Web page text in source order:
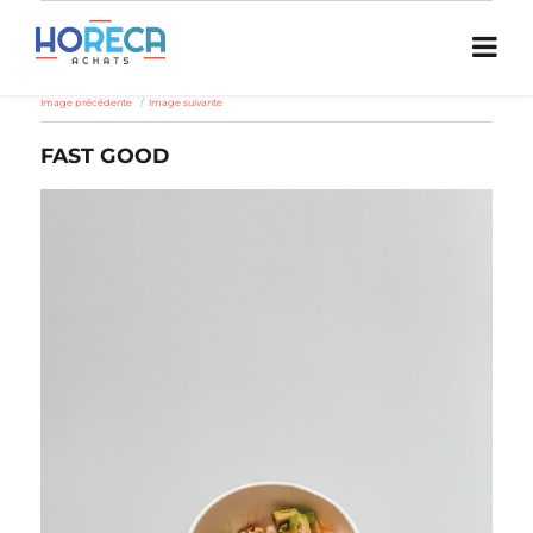
Image précédente Image suivante
FAST GOOD